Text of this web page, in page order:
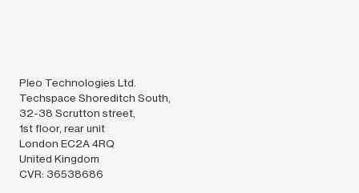
Pleo Technologies Ltd.
Techspace Shoreditch South,
32-38 Scrutton street,
1st floor, rear unit
London EC2A 4RQ
United Kingdom
CVR: 36538686